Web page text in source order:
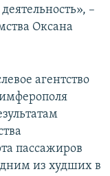
–
Оксана
агентство
пассажиров
из худших в